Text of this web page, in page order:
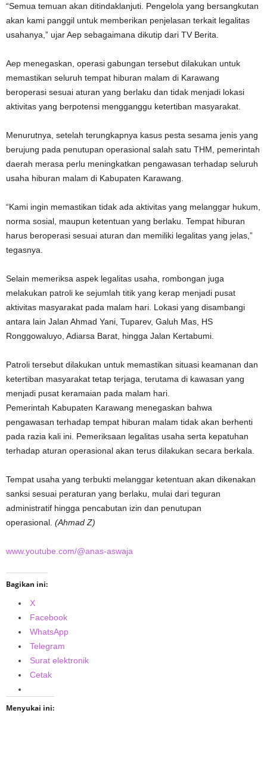
“Semua temuan akan ditindaklanjuti. Pengelola yang bersangkutan
akan kami panggil untuk memberikan penjelasan terkait legalitas
usahanya,” ujar Aep sebagaimana dikutip dari TV Berita.
Aep menegaskan, operasi gabungan tersebut dilakukan untuk
memastikan seluruh tempat hiburan malam di Karawang
beroperasi sesuai aturan yang berlaku dan tidak menjadi lokasi
aktivitas yang berpotensi mengganggu ketertiban masyarakat.
Menurutnya, setelah terungkapnya kasus pesta sesama jenis yang
berujung pada penutupan operasional salah satu THM, pemerintah
daerah merasa perlu meningkatkan pengawasan terhadap seluruh
usaha hiburan malam di Kabupaten Karawang.
“Kami ingin memastikan tidak ada aktivitas yang melanggar hukum,
norma sosial, maupun ketentuan yang berlaku. Tempat hiburan
harus beroperasi sesuai aturan dan memiliki legalitas yang jelas,”
tegasnya.
Selain memeriksa aspek legalitas usaha, rombongan juga
melakukan patroli ke sejumlah titik yang kerap menjadi pusat
aktivitas masyarakat pada malam hari. Lokasi yang disambangi
antara lain Jalan Ahmad Yani, Tuparev, Galuh Mas, HS
Ronggowaluyo, Adiarsa Barat, hingga Jalan Kertabumi.
Patroli tersebut dilakukan untuk memastikan situasi keamanan dan
ketertiban masyarakat tetap terjaga, terutama di kawasan yang
menjadi pusat keramaian pada malam hari.
Pemerintah Kabupaten Karawang menegaskan bahwa
pengawasan terhadap tempat hiburan malam tidak akan berhenti
pada razia kali ini. Pemeriksaan legalitas usaha serta kepatuhan
terhadap aturan operasional akan terus dilakukan secara berkala.
Tempat usaha yang terbukti melanggar ketentuan akan dikenakan
sanksi sesuai peraturan yang berlaku, mulai dari teguran
administratif hingga pencabutan izin dan penutupan
operasional. (Ahmad Z)
www.youtube.com/@anas-aswaja
Bagikan ini:
X
Facebook
WhatsApp
Telegram
Surat elektronik
Cetak
Menyukai ini: